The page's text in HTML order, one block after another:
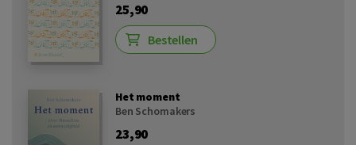
25,90
Bestellen
Het moment
Ben Schomakers
23,90